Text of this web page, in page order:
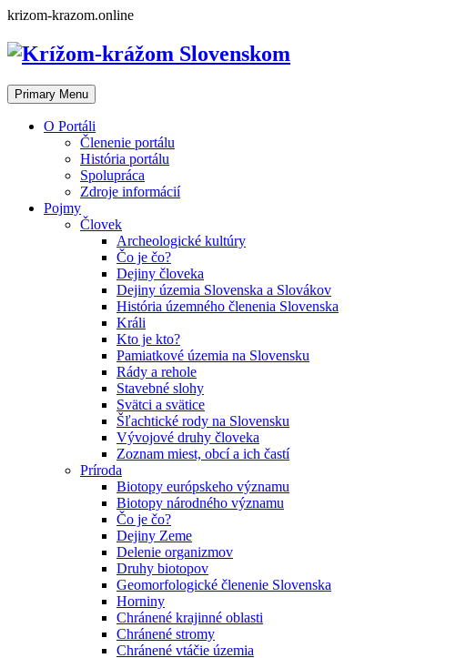
Skip
content
krizom-krazom.online
Primary Menu
O Portáli
Členenie portálu
História portálu
Spolupráca
Zdroje informácií
Pojmy
Človek
Archeologické kultúry
Čo je čo?
Dejiny človeka
Dejiny územia Slovenska a Slovákov
História územného členenia Slovenska
Králi
Kto je kto?
Pamiatkové územia na Slovensku
Rády a rehole
Stavebné slohy
Svätci a svätice
Šľachtické rody na Slovensku
Vývojové druhy človeka
Zoznam miest, obcí a ich častí
Príroda
Biotopy európskeho významu
Biotopy národného významu
Čo je čo?
Dejiny Zeme
Delenie organizmov
Druhy biotopov
Geomorfologické členenie Slovenska
Horniny
Chránené krajinné oblasti
Chránené stromy
Chránené vtáčie územia